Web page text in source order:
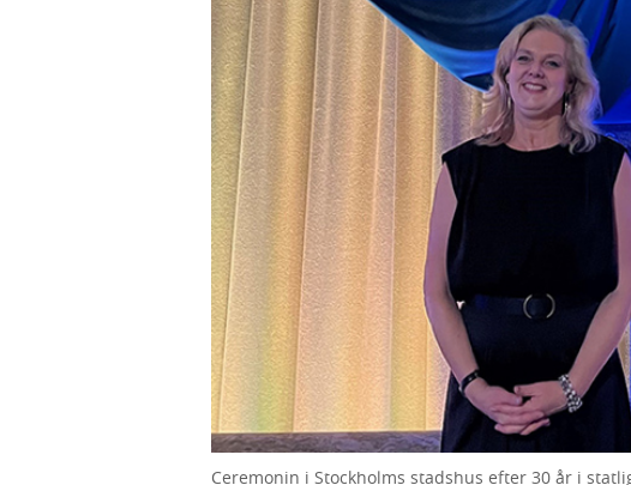
Ceremonin i Stockholms stadshus efter 30 år i